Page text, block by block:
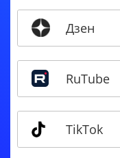
Дзен
RuTube
TikTok